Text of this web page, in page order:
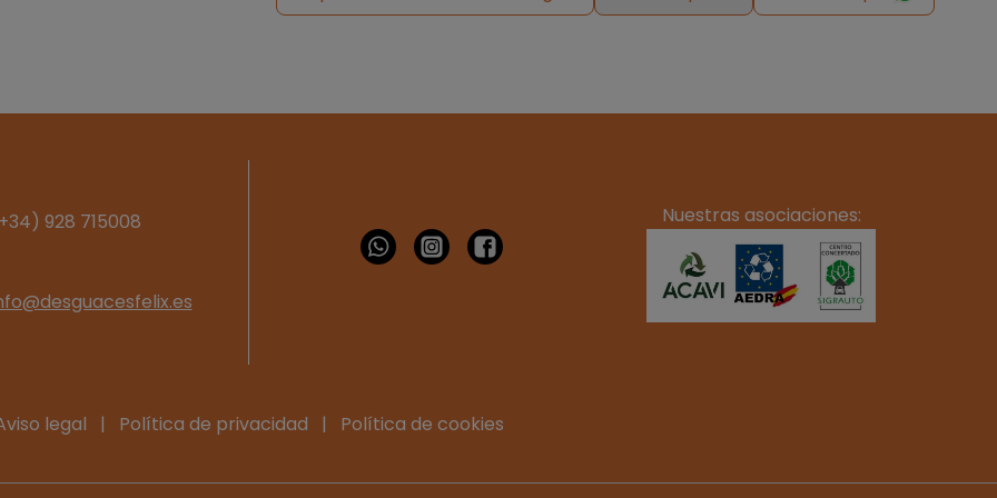
928 715008 Nuestras asociaciones:
legal | Política de privacidad | Política de cookies